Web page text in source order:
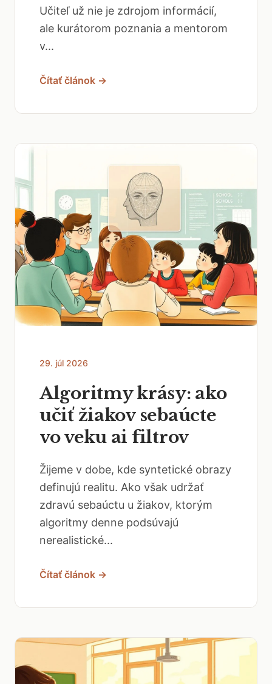
Učiteľ už nie je zdrojom informácií,
ale kurátorom poznania a mentorom
v...
Čítať článok →
29. júl 2026
Algoritmy krásy: ako
učiť žiakov sebaúcte
vo veku ai filtrov
Žijeme v dobe, kde syntetické obrazy
definujú realitu. Ako však udržať
zdravú sebaúctu u žiakov, ktorým
algoritmy denne podsúvajú
nerealistické...
Čítať článok →